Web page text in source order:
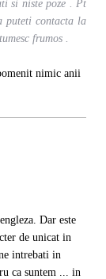
si niste poze . Pt
puteti contacta la
frumos .
nimic anii
Dar este
de unicat in
intrebati in
ca suntem ... in